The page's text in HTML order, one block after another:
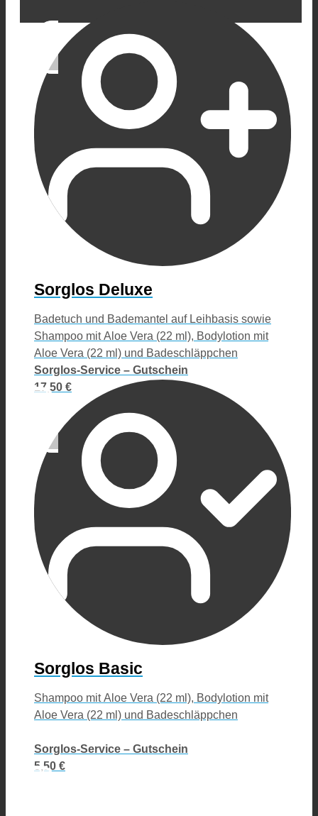
Sorglos Deluxe
Badetuch und Bademantel auf Leihbasis sowie
Shampoo mit Aloe Vera (22 ml), Bodylotion mit
Aloe Vera (22 ml) und Badeschläppchen
Sorglos-Service – Gutschein
17,50 €
Sorglos Basic
Shampoo mit Aloe Vera (22 ml), Bodylotion mit
Aloe Vera (22 ml) und Badeschläppchen
Sorglos-Service – Gutschein
5,50 €